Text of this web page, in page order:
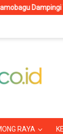
dr. Weny
RAYA